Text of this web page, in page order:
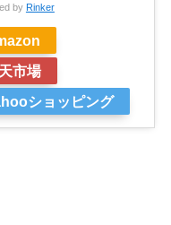
by Rinker
市場
ショッピング